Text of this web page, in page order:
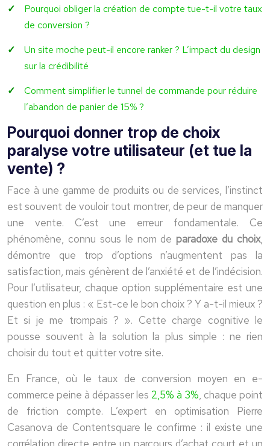
Pourquoi obliger la création de compte tue-t-il votre taux
de conversion ?
Un site moche peut-il encore ranker ? L’impact du design
sur la crédibilité
Comment simplifier le tunnel de commande pour réduire
l’abandon de panier de 15% ?
Pourquoi donner trop de choix
paralyse votre utilisateur (et tue la
vente) ?
Face à une gamme de produits ou de services, l’instinct
est souvent de vouloir tout montrer, de peur de manquer
une vente. C’est une erreur fondamentale. Ce
phénomène, connu sous le nom deparadoxe du choix,
démontre que trop d’options n’augmentent pas la
satisfaction, mais génèrent de l’anxiété et de l’indécision.
Pour l’utilisateur, chaque option supplémentaire est une
question en plus : « Est-ce le bon choix ? Y a-t-il mieux ?
Et si je me trompais ? ». Cette charge cognitive le
pousse souvent à la solution la plus simple : ne rien
choisir du tout et quitter votre site.
En France, où le taux de conversion moyen en e-
commerce peine à dépasser les 2,5% à 3%, chaque point
de friction compte. L’expert en optimisation Pierre
Casanova de Contentsquare le confirme : il existe une